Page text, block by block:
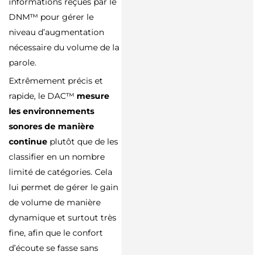
DNM™ pour gérer le
niveau d’augmentation
nécessaire du volume de la
parole.
Extrêmement précis et
rapide, le DAC™ mesure
les environnements
sonores de manière
continue plutôt que de les
classifier en un nombre
limité de catégories. Cela
lui permet de gérer le gain
de volume de manière
dynamique et surtout très
fine, afin que le confort
d’écoute se fasse sans